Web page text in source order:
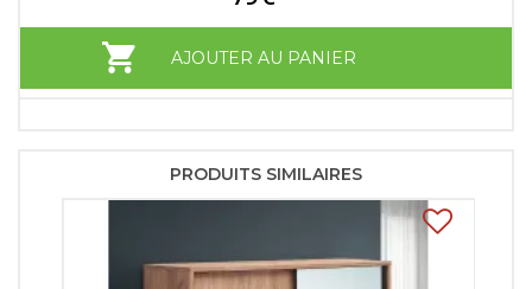
AJOUTER AU PANIER
PRODUITS SIMILAIRES